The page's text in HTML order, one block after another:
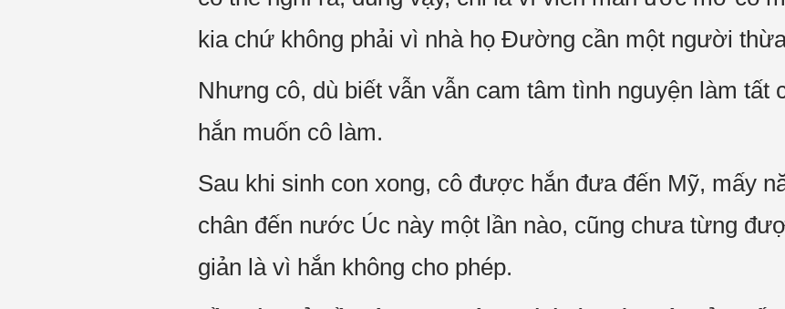
kia chứ không phải vì nhà họ Đường cần một người
Nhưng cô, dù biết vẫn vẫn cam tâm tình nguyện làm tất
hắn muốn cô làm.
Sau khi sinh con xong, cô được hắn đưa đến Mỹ, mấy
chân đến nước Úc này một lần nào, cũng chưa từng
giản là vì hắn không cho phép.